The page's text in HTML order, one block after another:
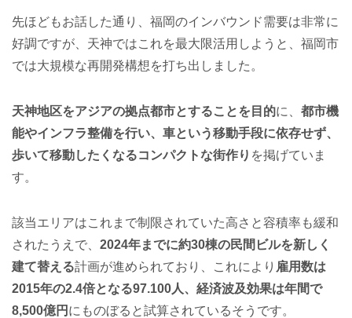
先ほどもお話した通り、福岡のインバウンド需要は非常に
好調ですが、天神ではこれを最大限活用しようと、福岡市
では大規模な再開発構想を打ち出しました。
天神地区をアジアの拠点都市とすることを目的に、 都市機
能やインフラ整備を行い、車という移動手段に依存せず、
歩いて移動したくなるコンパクトな街作り を掲げていま
す。
該当エリアはこれまで制限されていた高さと容積率も緩和
されたうえで、 2024年までに約30棟の民間ビルを新しく
建て替える計画が進められており、これにより 雇用数は
2015年の2.4倍となる97.100人、経済波及効果は年間で
8,500億円 にものぼると試算されているそうです。